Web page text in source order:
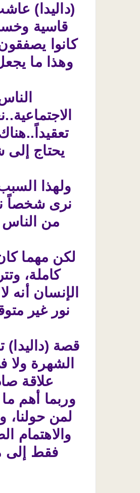
(داليدا)
قاسية
كانوا
وهذا ما
يحتاج إلى
ولهذا
نرى شخصاً
من الناس
لكن مهما
كاملة،
الإنسان أنه
نور غير
قصة (داليدا)
الشهرة
علاقة
وربما أهم
لمن حولنا،
والاهتمام
فقط إلى